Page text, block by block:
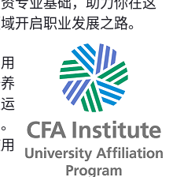
开启职业发展之路。